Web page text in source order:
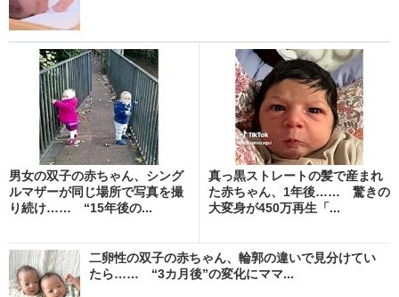
男女の双子の赤ちゃん、シング
ルマザーが同じ場所で写真を撮
り続け…… “15年後の...
真っ黒ストレートの髪で産まれ
た赤ちゃん、1年後…… 驚きの
大変身が450万再生「...
二卵性の双子の赤ちゃん、輪郭の違いで見分けてい
たら…… “3カ月後”の変化にママ...